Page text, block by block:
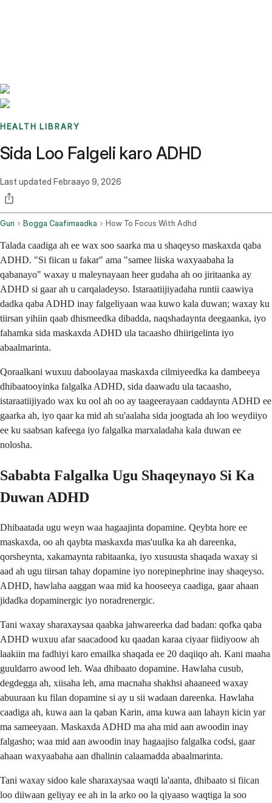
HEALTH LIBRARY
Sida Loo Falgeli karo ADHD
Last updated Febraayo 9, 2026
Guri Bogga Caafimaadka How To Focus With Adhd
Talada caadiga ah ee wax soo saarka ma u shaqeyso maskaxda qaba
ADHD. "Si fiican u fakar" ama "samee liiska waxyaabaha la
qabanayo" waxay u maleynayaan heer gudaha ah oo jiritaanka ay
ADHD si gaar ah u carqaladeyso. Istaraatiijiyadaha runtii caawiya
dadka qaba ADHD inay falgeliyaan waa kuwo kala duwan; waxay ku
tiirsan yihiin qaab dhismeedka dibadda, naqshadaynta deegaanka, iyo
fahamka sida maskaxda ADHD ula tacaasho dhiirigelinta iyo
abaalmarinta.
Qoraalkani wuxuu daboolayaa maskaxda cilmiyeedka ka dambeeya
dhibaatooyinka falgalka ADHD, sida daawadu ula tacaasho,
istaraatiijiyado wax ku ool ah oo ay taageerayaan caddaynta ADHD ee
gaarka ah, iyo qaar ka mid ah su'aalaha sida joogtada ah loo weydiiyo
ee ku saabsan kafeega iyo falgalka marxaladaha kala duwan ee
nolosha.
Sababta Falgalka Ugu Shaqeynayo Si Ka
Duwan ADHD
Dhibaatada ugu weyn waa hagaajinta dopamine. Qeybta hore ee
maskaxda, oo ah qaybta maskaxda mas'uulka ka ah dareenka,
qorsheynta, xakamaynta rabitaanka, iyo xusuusta shaqada waxay si
aad ah ugu tiirsan tahay dopamine iyo norepinephrine inay shaqeyso.
ADHD, hawlaha aaggan waa mid ka hooseeya caadiga, gaar ahaan
jidadka dopaminergic iyo noradrenergic.
Tani waxay sharaxaysaa qaabka jahwareerka dad badan: qofka qaba
ADHD wuxuu afar saacadood ku qaadan karaa ciyaar fiidiyoow ah
laakiin ma fadhiyi karo emailka shaqada ee 20 daqiiqo ah. Kani maaha
guuldarro awood leh. Waa dhibaato dopamine. Hawlaha cusub,
degdegga ah, xiisaha leh, ama macnaha shakhsi ahaaneed waxay
abuuraan ku filan dopamine si ay u sii wadaan dareenka. Hawlaha
caadiga ah, kuwa aan la qaban Karin, ama kuwa aan lahayn kicin yar
ma sameeyaan. Maskaxda ADHD ma aha mid aan awoodin inay
falgasho; waa mid aan awoodin inay hagaajiso falgalka codsi, gaar
ahaan waxyaabaha aan dhalinin calaamadda abaalmarinta.
Tani waxay sidoo kale sharaxaysaa waqti la'aanta, dhibaato si fiican
loo diiwaan geliyay ee ah in la arko oo la qiyaaso waqtiga la soo